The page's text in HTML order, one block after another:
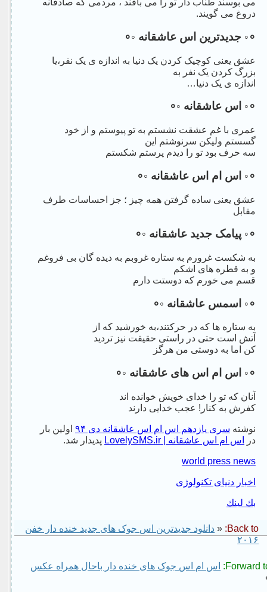
می بوسند طناب دار تو را می بافند ، مردمی که صادقانه
دروغ می گویند.
∘◦ جدیدترین اس عاشقانه ◦∘
عشق یعنی کوچیک کردن یک دنیا به اندازه ی یک نفر،یا
بزرگ کردن یک نفر به
اندازه ی یک دنیا…
∘◦ اس عاشقانه ◦∘
عمری با غم عشقت نشستم به تو پیوستم و از خود
گسستم ولیکن سرنوشتم این
سه حرف بود تو را دیدم پرستم شکستم
∘◦ اس ام اس عاشقانه ◦∘
عشق یعنی ساده گرفتن همه چیز ؛ جز احساسات طرف
مقابل
∘◦ پیامک جدید عاشقانه ◦∘
به شکست غرورم به ستاره غروبم به دیده گان بی فروغم
و به قطره های اشکم
قسم می خورم که دوستت دارم
∘◦ اسمس عاشقانه ◦∘
به ستاره ها که در حرکتند،به خورشید که از
آتش است حتی در راستی حقیقت نیز تردید
کن اما به دوستی من هرگز
∘◦ اس ام اس های عاشقانه ◦∘
آنان که تو را خدای خویش خوانده اند
کفرش به کنار! عجب خدایی دارند
نوشته سری یازدهم اس ام اس عاشقانه دی ۹۴
اولین بار
در
اس ام اس عاشقانه | LovelySMS.ir پدیدار شد.
world press news
اخبار دنیای تکنولوژی
بك لينك
Back to:
« دانلود جدیدترین اس جوک های جدید خنده دار خفن
۲۰۱۶
Forward
اس ام اس جوک های خنده دار باحال همراه عکس